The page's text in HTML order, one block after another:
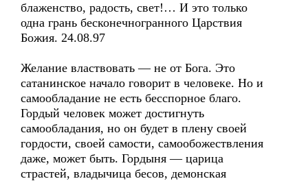
блаженство, радость, свет!… И это только
одна грань бесконечногранного Царствия
Божия. 24.08.97
Желание властвовать — не от Бога. Это
сатанинское начало говорит в человеке. Но и
самообладание не есть бесспорное благо.
Гордый человек может достигнуть
самообладания, но он будет в плену своей
гордости, своей самости, самообожествления
даже, может быть. Гордыня — царица
страстей, владычица бесов, демонская